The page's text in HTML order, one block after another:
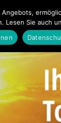
Sie auch